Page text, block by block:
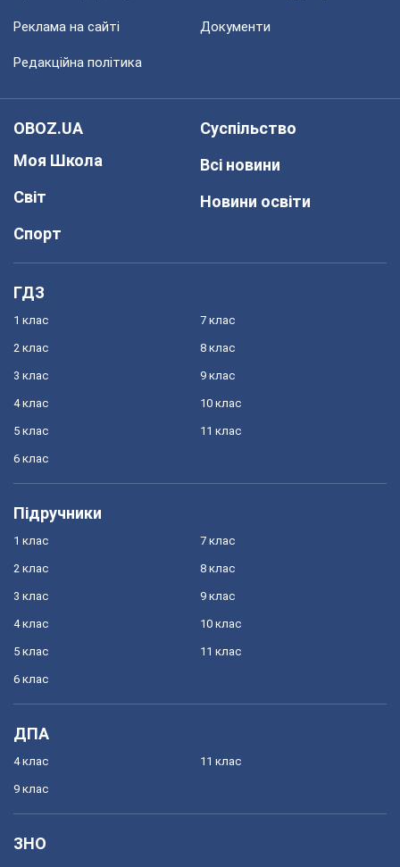
Реклама на сайті Документи
Редакційна політика
OBOZ.UA
Моя Школа
Світ
Спорт
Суспільство
Всі новини
Новини освіти
ГДЗ
1 клас
2 клас
3 клас
4 клас
5 клас
6 клас
7 клас
8 клас
9 клас
10 клас
11 клас
Підручники
1 клас
2 клас
3 клас
4 клас
5 клас
6 клас
7 клас
8 клас
9 клас
10 клас
11 клас
ДПА
4 клас
9 клас
11 клас
ЗНО